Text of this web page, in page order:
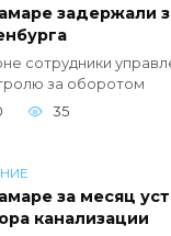
задержали
сотрудники
за оборотом
35
за месяц
канализации